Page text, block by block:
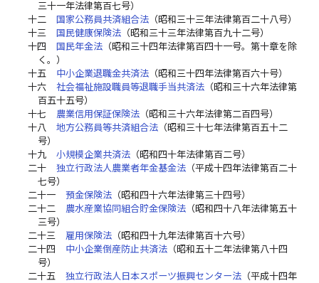
三十一年法律第百七号）
十二
国家公務員共済組合法（昭和三十三年法律第百二十八号）
十三
国民健康保険法（昭和三十三年法律第百九十二号）
十四
国民年金法（昭和三十四年法律第百四十一号。第十章を除
く。）
十五
中小企業退職金共済法（昭和三十四年法律第百六十号）
十六
社会福祉施設職員等退職手当共済法（昭和三十六年法律第
百五十五号）
十七
農業信用保証保険法（昭和三十六年法律第二百四号）
十八
地方公務員等共済組合法（昭和三十七年法律第百五十二
号）
十九
小規模企業共済法（昭和四十年法律第百二号）
二十
独立行政法人農業者年金基金法（平成十四年法律第百二十
七号）
二十一
預金保険法（昭和四十六年法律第三十四号）
二十二
農水産業協同組合貯金保険法（昭和四十八年法律第五十
三号）
二十三
雇用保険法（昭和四十九年法律第百十六号）
二十四
中小企業倒産防止共済法（昭和五十二年法律第八十四
号）
二十五
独立行政法人日本スポーツ振興センター法（平成十四年